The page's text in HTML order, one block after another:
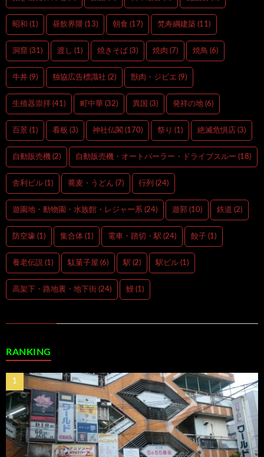
昭和 (1) 昼飲界隈 (13) 朝食 (17) 梵寿綱建築 (11)
洞窟 (31) 渡し (1) 焼きそば (3) 焼肉 (7) 焼鳥 (6)
牛丼 (9) 独協広告標識社 (2) 獣肉・ジビエ (9)
生殖器崇拝 (41) 町中華 (32) 異国 (3) 発祥の地 (6)
百景 (1) 看板 (3) 神社仏閣 (170) 祭り (1) 絶滅危惧店 (3)
自動販売機 (2) 自動販売機・オートパーラー・ドライブスルー (18)
舎利ビル (1) 蕎麦・うどん (7) 行列 (24)
遊園地・動物園・水族館・レジャー系 (24) 遊郭 (10) 鉄道 (2)
防空壕 (1) 集合体 (1) 電車・踏切・駅 (24) 餃子 (1)
養老伝説 (1) 駄菓子屋 (6) 駅 (2) 駅ビル (1)
高架下・路地裏・地下街 (24) 鰻 (1)
RANKING